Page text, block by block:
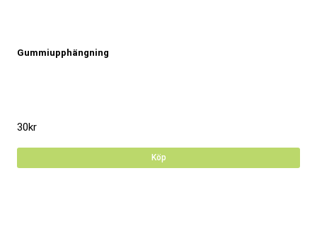
Gummiupphängning
30kr
Köp